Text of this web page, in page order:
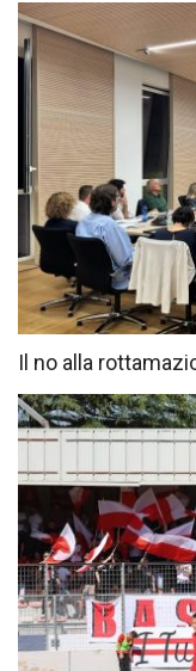
Il no alla